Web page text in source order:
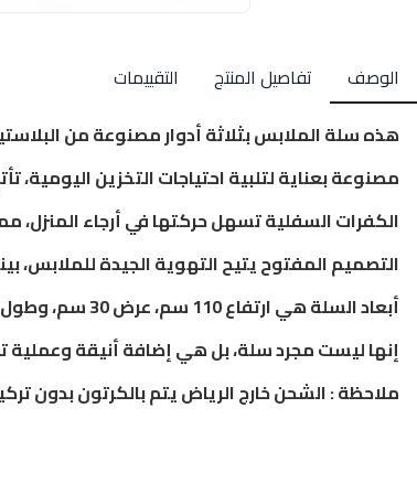
الوصف تفاصيل المنتج
التقييمات
هذه سلة الملابس بثلاثة أدوار مصنوعة من
مصنوعة بعناية لتلبية احتياجات التخزين
الكفرات السفلية تسهل حركتها في أرجاء المنزل،
التصميم المفتوح يتيح التهوية الجيدة للملابس،
أبعاد السلة هي ارتفاع 110 سم، عرض 30 سم، وطول 45 سم.
إنها ليست مجرد سلة، بل هي إضافة أنيقة وعملية
ملاحظة : الشحن خارج الرياض يتم بالكرتون بدون